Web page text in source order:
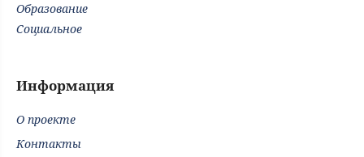
Образование
Социальное
Информация
О проекте
Контакты